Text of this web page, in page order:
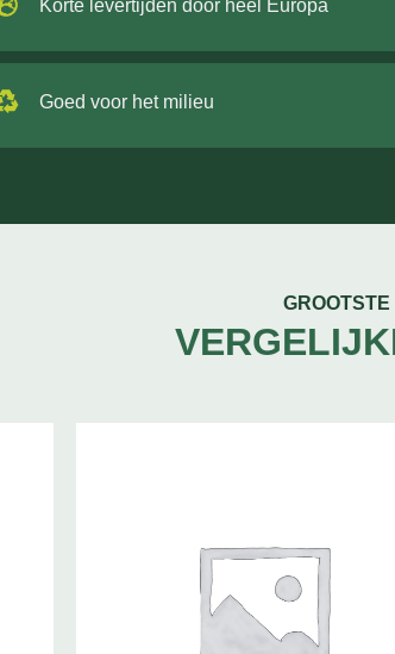
Korte levertijden door heel Europa
Goed voor het milieu